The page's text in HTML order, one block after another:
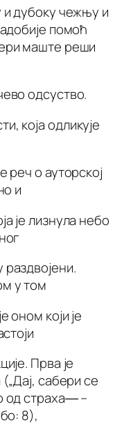
и дубоку чежњу и
помоћ
маште реши
одсуство.
која одликује
реч о ауторској
и
је лизнула небо
у том
оном који је
Прва је
сабери се
од страха― –
8),